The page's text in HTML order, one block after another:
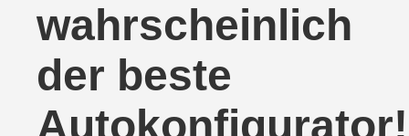
wahrscheinlich
der beste
Autokonfigurator!